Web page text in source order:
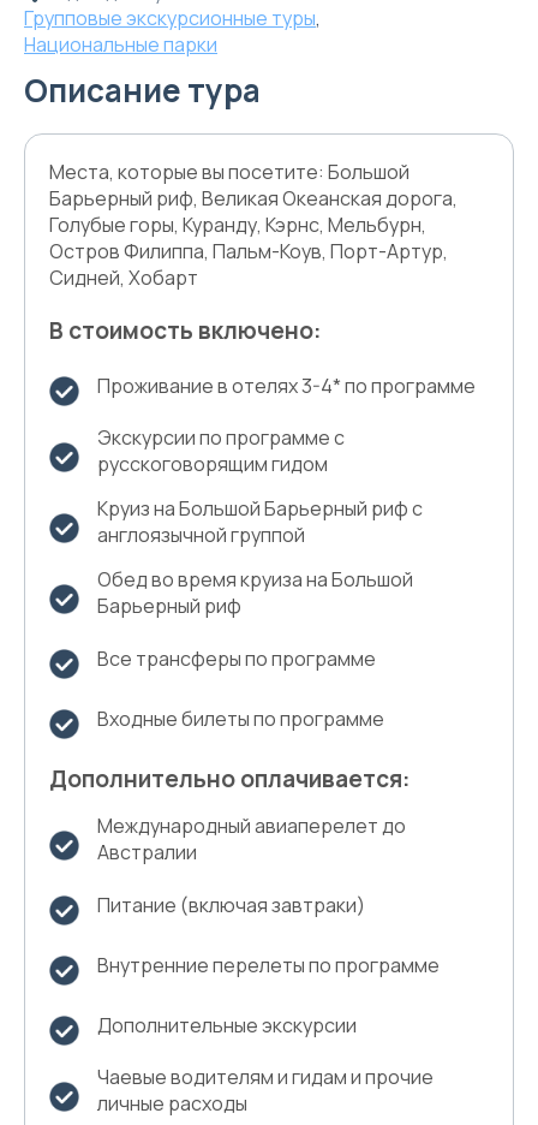
Групповые экскурсионные туры,
Национальные парки
Описание тура
Места, которые вы посетите: Большой
Барьерный риф, Великая Океанская дорога,
Голубые горы, Куранду, Кэрнс, Мельбурн,
Остров Филиппа, Пальм-Коув, Порт-Артур,
Сидней, Хобарт
В стоимость включено:
Проживание в отелях 3-4* по программе
Экскурсии по программе с
русскоговорящим гидом
Круиз на Большой Барьерный риф с
англоязычной группой
Обед во время круиза на Большой
Барьерный риф
Все трансферы по программе
Входные билеты по программе
Дополнительно оплачивается:
Международный авиаперелет до
Австралии
Питание (включая завтраки)
Внутренние перелеты по программе
Дополнительные экскурсии
Чаевые водителям и гидам и прочие
личные расходы